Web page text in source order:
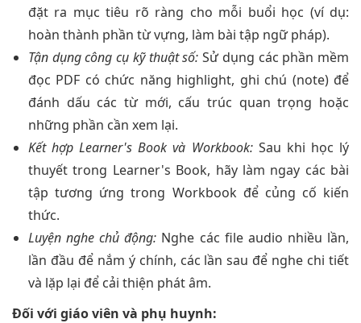
đặt ra mục tiêu rõ ràng cho mỗi buổi học (ví dụ:
hoàn thành phần từ vựng, làm bài tập ngữ pháp).
Tận dụng công cụ kỹ thuật số: Sử dụng các phần mềm
đọc PDF có chức năng highlight, ghi chú (note) để
đánh dấu các từ mới, cấu trúc quan trọng hoặc
những phần cần xem lại.
Kết hợp Learner's Book và Workbook:Sau khi học lý
thuyết trong Learner's Book, hãy làm ngay các bài
tập tương ứng trong Workbook để củng cố kiến
thức.
Luyện nghe chủ động: Nghe các file audio nhiều lần,
lần đầu để nắm ý chính, các lần sau để nghe chi tiết
và lặp lại để cải thiện phát âm.
Đối với giáo viên và phụ huynh: